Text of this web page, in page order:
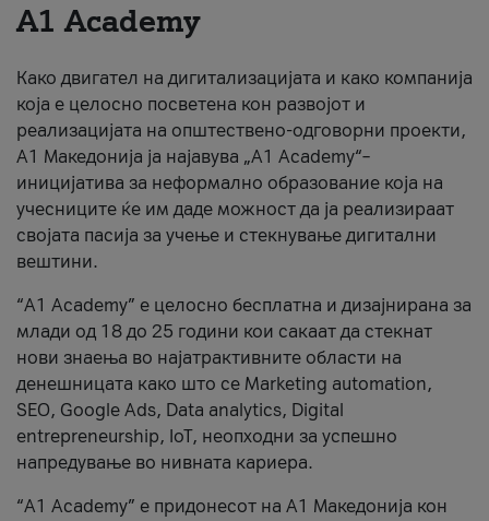
A1 Academy
Како двигател на дигитализацијата и како компанија
која е целосно посветена кон развојот и
реализацијата на општествено-одговорни проекти,
А1 Македонија ја најавува „A1 Academy“–
иницијатива за неформално образование која на
учесниците ќе им даде можност да ја реализираат
својата пасија за учење и стекнување дигитални
вештини.
“А1 Academy” е целосно бесплатна и дизајнирана за
млади од 18 до 25 години кои сакаат да стекнат
нови знаења во најатрактивните области на
денешницата како што се Marketing automation,
SEO, Google Ads, Data analytics, Digital
entrepreneurship, IoT, неопходни за успешно
напредување во нивната кариера.
“А1 Аcademy” е придонесот на А1 Македонија кон